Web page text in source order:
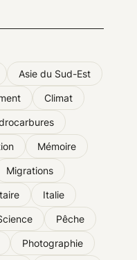
Asie du Sud-Est
Climat
Mémoire
Migrations
Italie
Pêche
Photographie